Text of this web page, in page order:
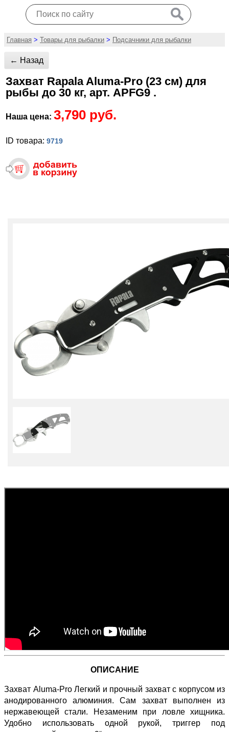
Главная > Товары для рыбалки > Подсачники для рыбалки
← Назад
Захват Rapala Aluma-Pro (23 см) для
рыбы до 30 кг, арт. APFG9 .
Наша цена: 3,790 руб.
ID товара: 9719
ОПИСАНИЕ
Захват Aluma-Pro Легкий и прочный захват с корпусом из
анодированного алюминия. Сам захват выполнен из
нержавеющей стали. Незаменим при ловле хищника.
Удобно использовать одной рукой, триггер под